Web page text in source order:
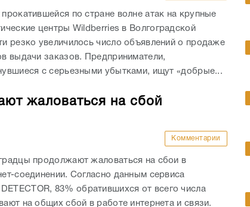
прокатившейся по стране волне атак на крупные
центры Wildberries в Волгоградской
резко увеличилось число объявлений о продаже
выдачи заказов. Предприниматели,
с серьезными убытками, ищут «добрые...
жаловаться на сбой
Комментарии
продолжают жаловаться на сбои в
соединении. Согласно данным сервиса
83% обратившихся от всего числа
на общих сбой в работе интернета и связи.